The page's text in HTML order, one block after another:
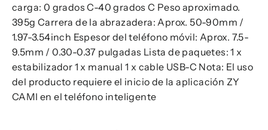
carga: 0 grados C-40 grados C Peso aproximado.
395g Carrera de la abrazadera: Aprox. 50-90mm /
1.97-3.54inch Espesor del teléfono móvil: Aprox. 7.5-
9.5mm / 0.30-0.37 pulgadas Lista de paquetes: 1 x
estabilizador 1 x manual 1 x cable USB-C Nota: El uso
del producto requiere el inicio de la aplicación ZY
CAMI en el teléfono inteligente